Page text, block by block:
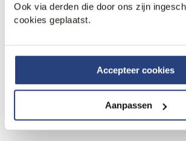
Ook via derden die door ons zijn
cookies geplaatst.
Accepteer cookies
Aanpassen
40% korting
PME Legend Skyrak Jeans